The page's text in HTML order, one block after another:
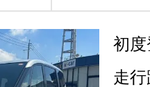
初
走